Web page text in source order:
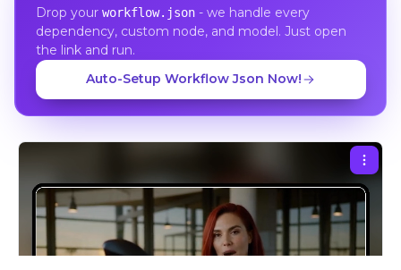
Drop your workflow.json- we handle every
dependency, custom node, and model. Just open
the link and run.
Auto-Setup Workflow Json Now!